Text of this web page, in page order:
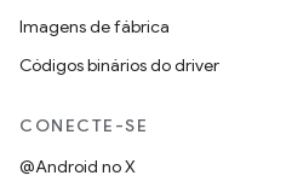
Imagens de fábrica
Códigos binários do driver
CONECTE-SE
@Android no X